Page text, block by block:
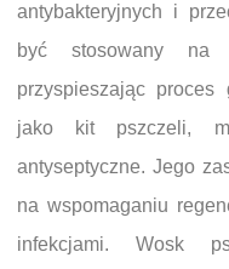
antybakteryjnych i
być stosowany na
przyspieszając
jako kit pszczeli,
antyseptyczne. Jego
na wspomaganiu
infekcjami. Wosk